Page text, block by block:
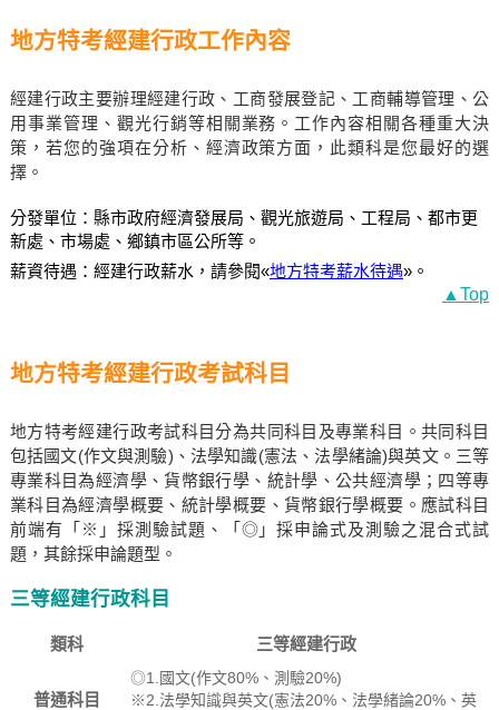
地方特考經建行政工作內容
經建行政主要辦理經建行政、工商發展登記、工商輔導管理、公
用事業管理、觀光行銷等相關業務。工作內容相關各種重大決
策，若您的強項在分析、經濟政策方面，此類科是您最好的選
擇。
分發單位：縣市政府經濟發展局、觀光旅遊局、工程局、都市更
新處、市場處、鄉鎮市區公所等。
薪資待遇：經建行政薪水，請參閱«地方特考薪水待遇»。
▲Top
地方特考經建行政考試科目
地方特考經建行政考試科目分為共同科目及專業科目。共同科目
包括國文(作文與測驗)、法學知識(憲法、法學緒論)與英文。三等
專業科目為經濟學、貨幣銀行學、統計學、公共經濟學；四等專
業科目為經濟學概要、統計學概要、貨幣銀行學概要。應試科目
前端有「※」採測驗試題、「◎」採申論式及測驗之混合式試
題，其餘採申論題型。
三等經建行政科目
類科 三等經建行政
普通科目
◎1.國文(作文80%、測驗20%)
※2.法學知識與英文(憲法20%、法學緒論20%、英